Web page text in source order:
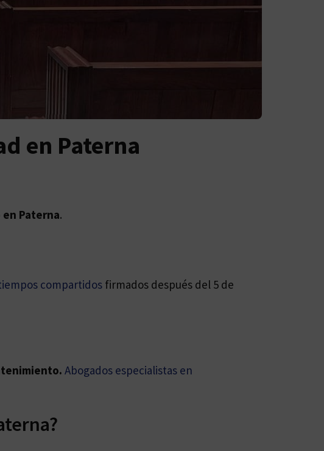
en Paterna
Paterna.
compartidos firmados después del 5 de
Abogados especialistas en